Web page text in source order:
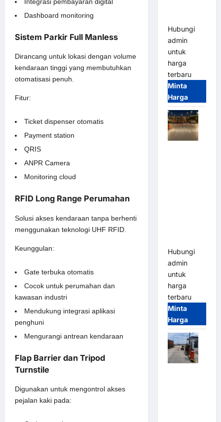
Dashboard monitoring
Sistem Parkir Full Manless
Dirancang untuk lokasi dengan volume
kendaraan tinggi yang membutuhkan
otomatisasi penuh.
Fitur:
Ticket dispenser otomatis
Payment station
QRIS
ANPR Camera
Monitoring cloud
RFID Long Range Perumahan
Solusi akses kendaraan tanpa berhenti
menggunakan teknologi UHF RFID.
Keunggulan:
Gate terbuka otomatis
Cocok untuk perumahan dan
kawasan industri
Mendukung integrasi aplikasi
penghuni
Mengurangi antrean kendaraan
Flap Barrier dan Tripod
Turnstile
Digunakan untuk mengontrol akses
pejalan kaki pada:
Hubungi
admin
untuk
harga
terbaru
Minta
Harga
Hubungi
admin
untuk
harga
terbaru
Minta
Harga